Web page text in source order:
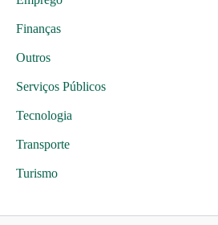
Finanças
Outros
Serviços Públicos
Tecnologia
Transporte
Turismo